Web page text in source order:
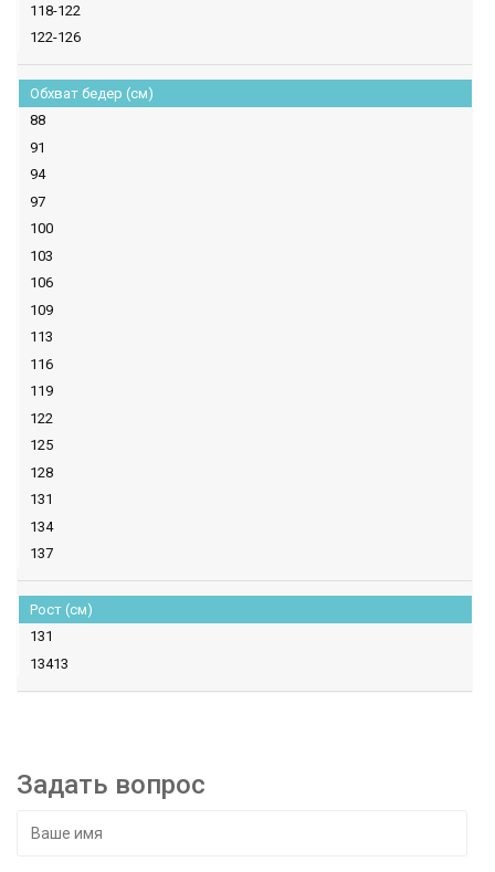
118-122
122-126
Обхват бедер (см)
88
91
94
97
100
103
106
109
113
116
119
122
125
128
131
134
137
Рост (см)
131
13413
Задать вопрос